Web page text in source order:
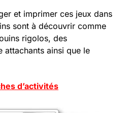
et imprimer ces jeux dans
sont à découvrir comme
rigolos, des
attachants ainsi que le
d’activités